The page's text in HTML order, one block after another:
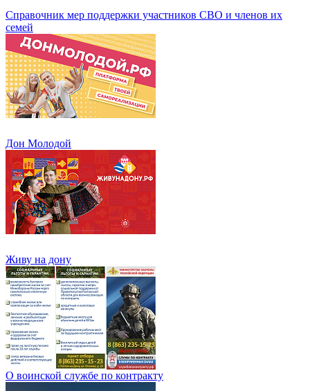
Справочник мер поддержки участников СВО и членов их
семей
Дон Молодой
Живу на дону
О воинской службе по контракту